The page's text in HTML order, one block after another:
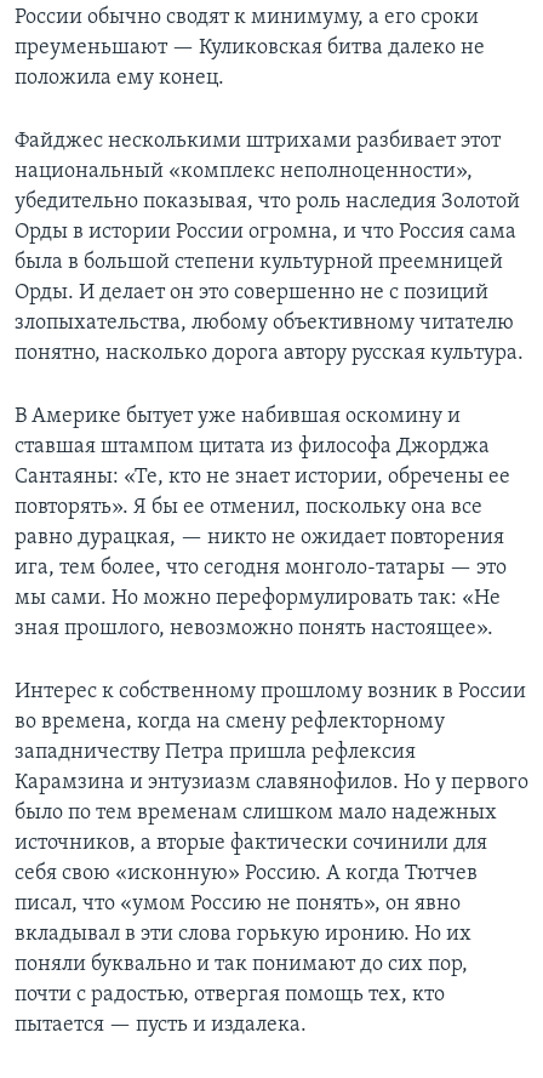
России обычно сводят к минимуму, а его сроки
преуменьшают — Куликовская битва далеко не
положила ему конец.
Файджес несколькими штрихами разбивает этот
национальный «комплекс неполноценности»,
убедительно показывая, что роль наследия Золотой
Орды в истории России огромна, и что Россия сама
была в большой степени культурной преемницей
Орды. И делает он это совершенно не с позиций
злопыхательства, любому объективному читателю
понятно, насколько дорога автору русская культура.
В Америке бытует уже набившая оскомину и
ставшая штампом цитата из философа Джорджа
Сантаяны: «Те, кто не знает истории, обречены ее
повторять». Я бы ее отменил, поскольку она все
равно дурацкая, — никто не ожидает повторения
ига, тем более, что сегодня монголо-татары — это
мы сами. Но можно переформулировать так: «Не
зная прошлого, невозможно понять настоящее».
Интерес к собственному прошлому возник в России
во времена, когда на смену рефлекторному
западничеству Петра пришла рефлексия
Карамзина и энтузиазм славянофилов. Но у первого
было по тем временам слишком мало надежных
источников, а вторые фактически сочинили для
себя свою «исконную» Россию. А когда Тютчев
писал, что «умом Россию не понять», он явно
вкладывал в эти слова горькую иронию. Но их
поняли буквально и так понимают до сих пор,
почти с радостью, отвергая помощь тех, кто
пытается — пусть и издалека.